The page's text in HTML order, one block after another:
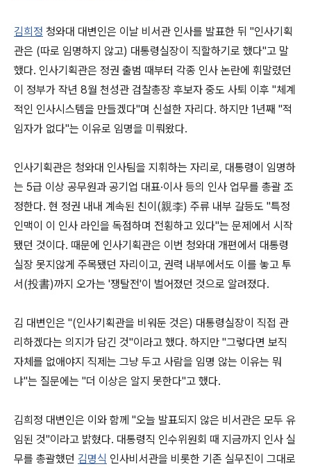
김희정 청와대 대변인은 이날 비서관 인사를 발표한 뒤 "인사기획
관은 (따로 임명하지 않고) 대통령실장이 직할하기로 했다"고 말
했다. 인사기획관은 정권 출범 때부터 각종 인사 논란에 휘말렸던
이 정부가 작년 8월 천성관 검찰총장 후보자 중도 사퇴 이후 "체계
적인 인사시스템을 만들겠다"며 신설한 자리다. 하지만 1년째 "적
임자가 없다"는 이유로 임명을 미뤄왔다.
인사기획관은 청와대 인사팀을 지휘하는 자리로, 대통령이 임명하
는 5급 이상 공무원과 공기업 대표·이사 등의 인사 업무를 총괄 조
정한다. 현 정권 내내 계속된 친이(親李) 주류 내부 갈등도 "특정
인맥이 이 인사 라인을 독점하며 전횡하고 있다"는 문제에서 시작
됐던 것이다. 때문에 인사기획관은 이번 청와대 개편에서 대통령
실장 못지않게 주목됐던 자리이고, 권력 내부에서도 이를 놓고 투
서(投書)까지 오가는 '쟁탈전'이 벌어졌던 것으로 알려졌다.
김 대변인은 "(인사기획관을 비워둔 것은) 대통령실장이 직접 관
리하겠다는 의지가 담긴 것"이라고 했다. 하지만 "그렇다면 보직
자체를 없애야지 직제는 그냥 두고 사람을 임명 않는 이유는 뭐
냐"는 질문에는 "더 이상은 알지 못한다"고 했다.
김희정 대변인은 이와 함께 "오늘 발표되지 않은 비서관은 모두 유
임된 것"이라고 밝혔다. 대통령직 인수위원회 때 지금까지 인사 실
무를 총괄했던 김명식 인사비서관을 비롯한 기존 실무진이 그대로